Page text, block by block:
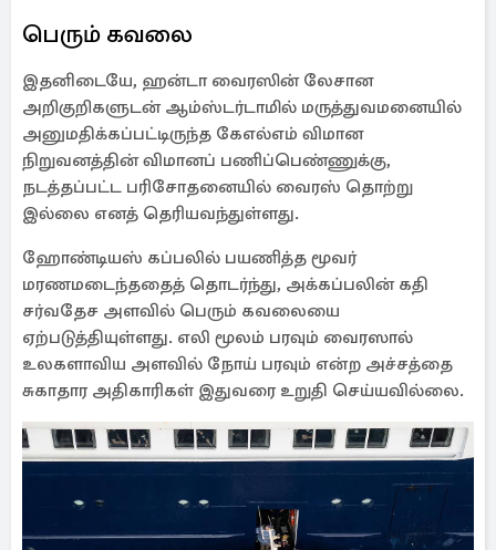
பெரும் கவலை
இதனிடையே, ஹன்டா வைரஸின் லேசான
அறிகுறிகளுடன் ஆம்ஸ்டர்டாமில் மருத்துவமனையில்
அனுமதிக்கப்பட்டிருந்த கேஎல்எம் விமான
நிறுவனத்தின் விமானப் பணிப்பெண்ணுக்கு,
நடத்தப்பட்ட பரிசோதனையில் வைரஸ் தொற்று
இல்லை எனத் தெரியவந்துள்ளது.
ஹோண்டியஸ் கப்பலில் பயணித்த மூவர்
மரணமடைந்ததைத் தொடர்ந்து, அக்கப்பலின் கதி
சர்வதேச அளவில் பெரும் கவலையை
ஏற்படுத்தியுள்ளது. எலி மூலம் பரவும் வைரஸால்
உலகளாவிய அளவில் நோய் பரவும் என்ற அச்சத்தை
சுகாதார அதிகாரிகள் இதுவரை உறுதி செய்யவில்லை.